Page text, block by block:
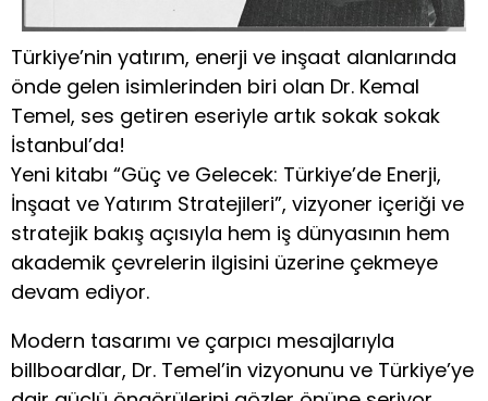
Türkiye’nin yatırım, enerji ve inşaat alanlarında
önde gelen isimlerinden biri olan Dr. Kemal
Temel, ses getiren eseriyle artık sokak sokak
İstanbul’da!
Yeni kitabı “Güç ve Gelecek: Türkiye’de Enerji,
İnşaat ve Yatırım Stratejileri”, vizyoner içeriği ve
stratejik bakış açısıyla hem iş dünyasının hem
akademik çevrelerin ilgisini üzerine çekmeye
devam ediyor.
Modern tasarımı ve çarpıcı mesajlarıyla
billboardlar, Dr. Temel’in vizyonunu ve Türkiye’ye